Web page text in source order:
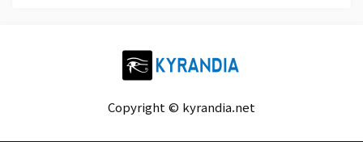
Copyright © kyrandia.net